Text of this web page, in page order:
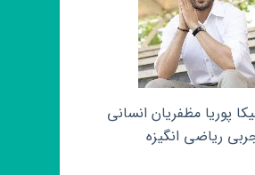
پوریا مظفریان انسانی
ریاضی انگیزه